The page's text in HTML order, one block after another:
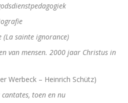
(La sainte ignorance)
van mensen. 2000 jaar Christus in
Werbeck – Heinrich Schütz)
cantates, toen en nu